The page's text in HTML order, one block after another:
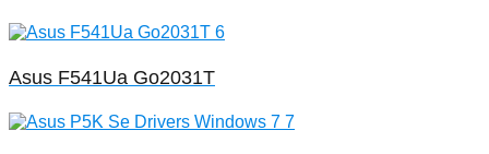
Asus F541Ua Go2031T